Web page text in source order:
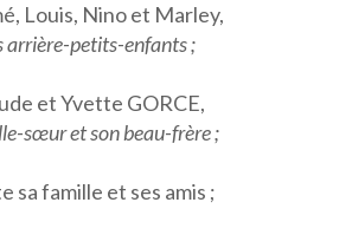
Louis, Nino et Marley,
arrière-petits-enfants ;
et Yvette GORCE,
sœur et son beau-frère ;
sa famille et ses amis ;